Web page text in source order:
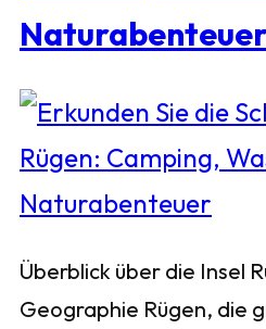
Überblick über die Insel
Geographie Rügen, die